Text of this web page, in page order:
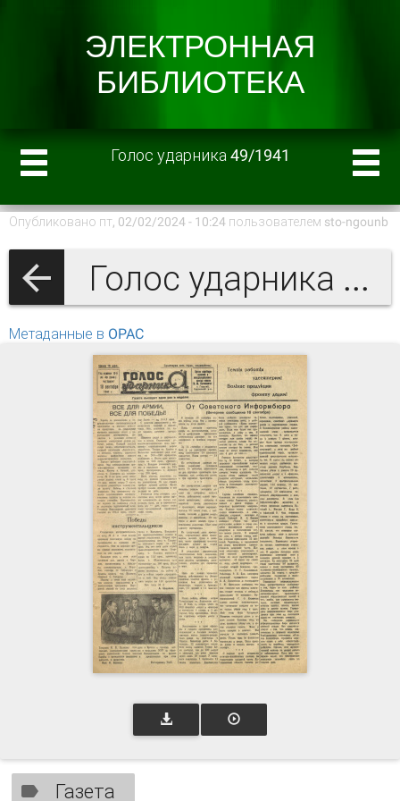
Голос ударника 49/1941
Опубликовано пт, 02/02/2024 - 10:24 пользователем sto-ngounb
Голос ударника 1941 г.
Метаданные в OPAC
Газета